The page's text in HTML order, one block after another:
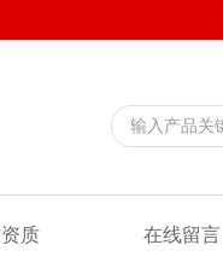
质 在线留言